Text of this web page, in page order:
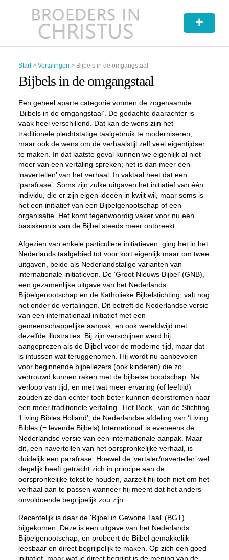
+
Start> Vertalingen > Bijbels in de omgangstaal
Bijbels in de omgangstaal
Een geheel aparte categorie vormen de zogenaamde
‘Bijbels in de omgangstaal’. De gedachte daarachter is
vaak heel verschillend. Dat kan de wens zijn het
traditionele plechtstatige taalgebruik te moderniseren,
maar ook de wens om de verhaalstijl zelf veel eigentijdser
te maken. In dat laatste geval kunnen we eigenlijk al niet
meer van een vertaling spreken; het is dan meer een
‘navertellen’ van het verhaal. In vaktaal heet dat een
‘parafrase’. Soms zijn zulke uitgaven het initiatief van één
individu, die er zijn eigen ideeën in kwijt wil, maar soms is
het een initiatief van een Bijbelgenootschap of een
organisatie. Het komt tegenwoordig vaker voor nu een
basiskennis van de Bijbel steeds meer ontbreekt.
Afgezien van enkele particuliere initiatieven, ging het in het
Nederlands taalgebied tot voor kort eigenlijk maar om twee
uitgaven, beide als Nederlandstalige varianten van
internationale initiatieven. De ‘Groot Nieuws Bijbel’ (GNB),
een gezamenlijke uitgave van het Nederlands
Bijbelgenootschap en de Katholieke Bijbelstichting, valt nog
net onder de vertalingen. Dit betreft de Nederlandse versie
van een internationaal initiatief met een
gemeenschappelijke aanpak, en ook wereldwijd met
dezelfde illustraties. Bij zijn verschijnen werd hij
aangeprezen als de Bijbel voor de moderne tijd, maar dat
is intussen wat teruggenomen. Hij wordt nu aanbevolen
voor beginnende bijbellezers (ook kinderen) die zo
vertrouwd kunnen raken met de bijbelse boodschap. Na
verloop van tijd, en met wat meer ervaring (of leeftijd)
zouden ze dan echter toch beter kunnen doorstromen naar
een meer traditionele vertaling. ‘Het Boek’, van de Stichting
‘Living Bibles Holland’, de Nederlandse afdeling van ‘Living
Bibles (= levende Bijbels) International’ is eveneens de
Nederlandse versie van een internationale aanpak. Maar
dit, een navertellen van het oorspronkelijke verhaal, is
duidelijk een parafrase. Hoewel de ‘vertaler/naverteller’ wel
degelijk heeft getracht zich in principe aan de
oorspronkelijke tekst te houden, aarzelt hij toch niet om het
verhaal aan te passen wanneer hij meent dat het anders
onvoldoende begrijpelijk zou zijn.
Recentelijk is daar de 'Bijbel in Gewone Taal' (BGT)
bijgekomen. Deze is een uitgave van het Nederlands
Bijbelgenootschap, en probeert de Bijbel gemakkelijk
leesbaar en direct begrijpelijk te maken. Op zich een goed